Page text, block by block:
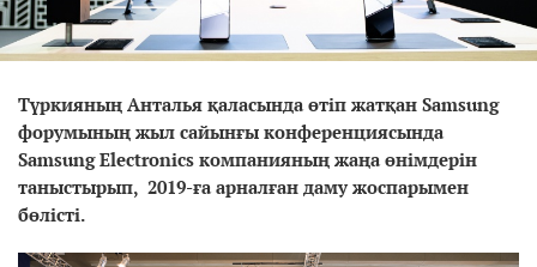
Түркияның Анталья қаласында өтіп жатқан Samsung
форумының жыл сайынғы конференциясында
Samsung Electronics компанияның жаңа өнімдерін
таныстырып, 2019-ға арналған даму жоспарымен
бөлісті.